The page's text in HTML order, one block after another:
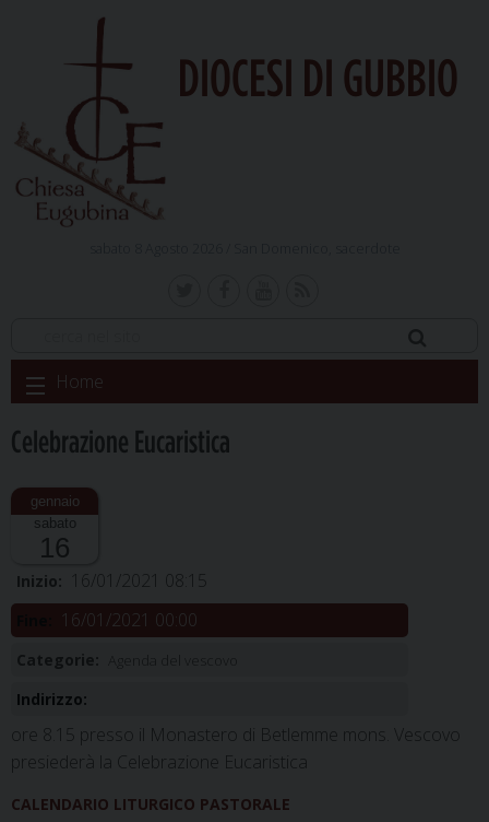
DIOCESI DI GUBBIO
Skip
to
Home
Celebrazione Eucaristica
sabato
16
Inizio: 16/01/2021 08:15
16/01/2021 00:00
Categorie:
Indirizzo:
ore 8.15 presso il Monastero di Betlemme mons. Vescovo
presiederà la Celebrazione Eucaristica
CALENDARIO LITURGICO PASTORALE